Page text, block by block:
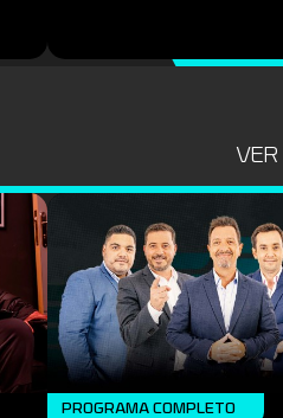
VER
PROGRAMA COMPLETO